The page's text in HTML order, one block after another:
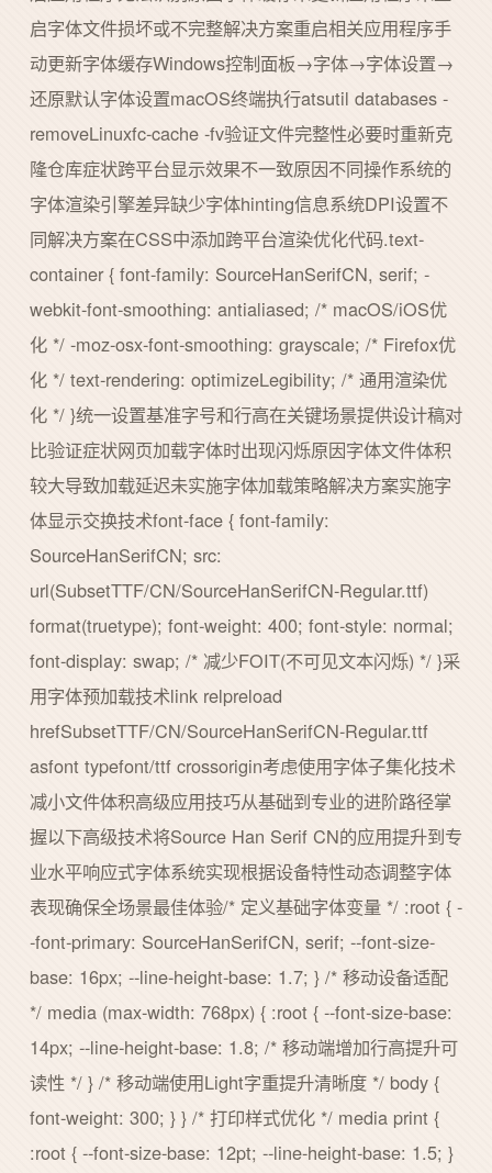
启字体文件损坏或不完整解决方案重启相关应用程序手
动更新字体缓存Windows控制面板→字体→字体设置→
还原默认字体设置macOS终端执行atsutil databases -
removeLinuxfc-cache -fv验证文件完整性必要时重新克
隆仓库症状跨平台显示效果不一致原因不同操作系统的
字体渲染引擎差异缺少字体hinting信息系统DPI设置不
同解决方案在CSS中添加跨平台渲染优化代码.text-
container { font-family: SourceHanSerifCN, serif; -
webkit-font-smoothing: antialiased; /* macOS/iOS优
化 */ -moz-osx-font-smoothing: grayscale; /* Firefox优
化 */ text-rendering: optimizeLegibility; /* 通用渲染优
化 */ }统一设置基准字号和行高在关键场景提供设计稿对
比验证症状网页加载字体时出现闪烁原因字体文件体积
较大导致加载延迟未实施字体加载策略解决方案实施字
体显示交换技术font-face { font-family:
SourceHanSerifCN; src:
url(SubsetTTF/CN/SourceHanSerifCN-Regular.ttf)
format(truetype); font-weight: 400; font-style: normal;
font-display: swap; /* 减少FOIT(不可见文本闪烁) */ }采
用字体预加载技术link relpreload
hrefSubsetTTF/CN/SourceHanSerifCN-Regular.ttf
asfont typefont/ttf crossorigin考虑使用字体子集化技术
减小文件体积高级应用技巧从基础到专业的进阶路径掌
握以下高级技术将Source Han Serif CN的应用提升到专
业水平响应式字体系统实现根据设备特性动态调整字体
表现确保全场景最佳体验/* 定义基础字体变量 */ :root { -
-font-primary: SourceHanSerifCN, serif; --font-size-
base: 16px; --line-height-base: 1.7; } /* 移动设备适配
*/ media (max-width: 768px) { :root { --font-size-base:
14px; --line-height-base: 1.8; /* 移动端增加行高提升可
读性 */ } /* 移动端使用Light字重提升清晰度 */ body {
font-weight: 300; } } /* 打印样式优化 */ media print {
:root { --font-size-base: 12pt; --line-height-base: 1.5; }